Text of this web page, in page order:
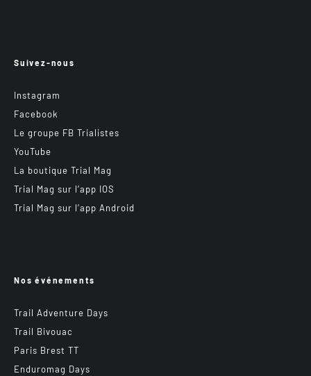
Suivez-nous
Instagram
Facebook
Le groupe FB Trialistes
YouTube
La boutique Trial Mag
Trial Mag sur l’app IOS
Trial Mag sur l’app Android
Nos événements
Trail Adventure Days
Trail Bivouac
Paris Brest TT
Enduromag Days